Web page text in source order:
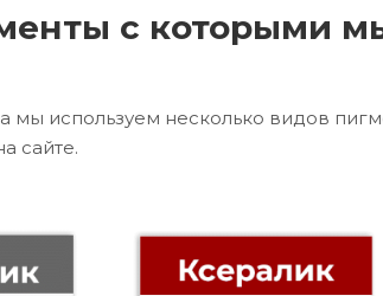
с которыми
мы используем несколько видов
сайте.